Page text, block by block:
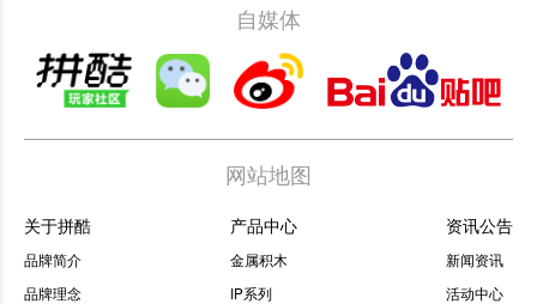
自媒体
网站地图
关于拼酷
品牌简介
品牌理念
产品中心
金属积木
IP系列
资讯公告
新闻资讯
活动中心